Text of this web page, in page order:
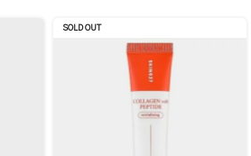
SOLD OUT